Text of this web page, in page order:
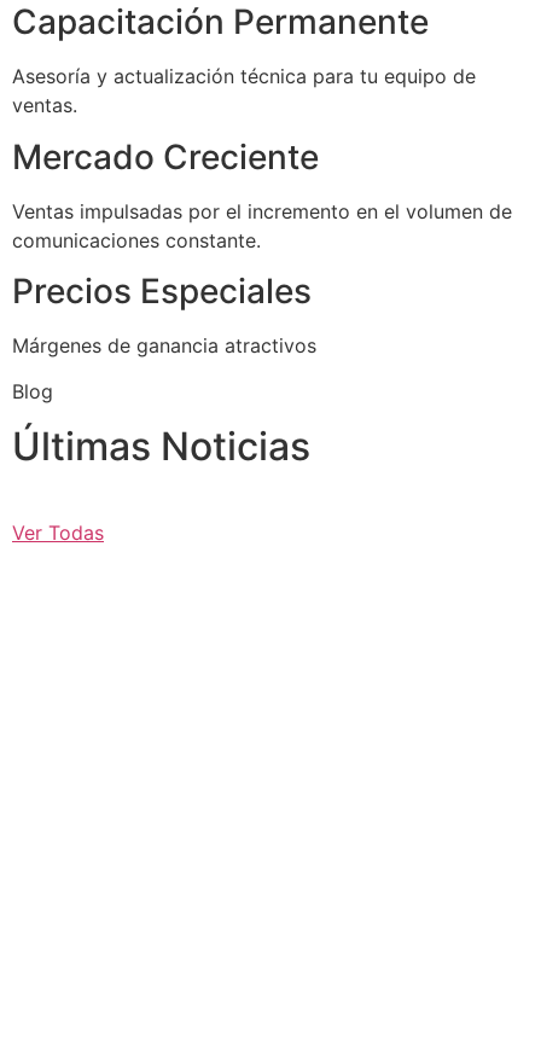
Capacitación Permanente
Asesoría y actualización técnica para tu equipo de
ventas.
Mercado Creciente
Ventas impulsadas por el incremento en el volumen de
comunicaciones constante.
Precios Especiales
Márgenes de ganancia atractivos
Blog
Últimas Noticias
Ver Todas